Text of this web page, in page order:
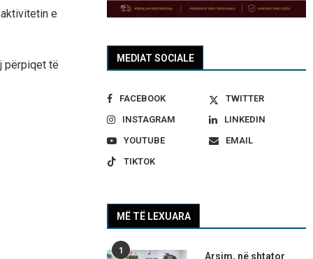
e
përpiqet të
MEDIAT SOCIALE
FACEBOOK
TWITTER
INSTAGRAM
LINKEDIN
YOUTUBE
EMAIL
TIKTOK
MË TË LEXUARA
1
Arsim, në shtator